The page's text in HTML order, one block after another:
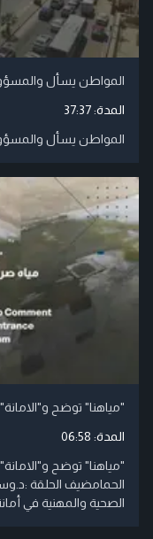
المواطن يسأل
المدة:37:37
المواطن يسأل
"مياهنا" توضح
المدة: 06:58
"مياهنا" توضح و"الامانة"
الحمامضيف الحلقة
الصحية والمهنية في